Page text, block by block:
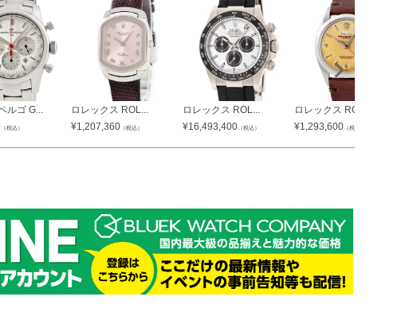
ルゴ G...
（税込）
ロレックス ROL...
¥1,207,360 （税込）
ロレックス ROL...
¥16,493,400 （税込）
ロレックス ROL...
¥1,293,600 （税込）